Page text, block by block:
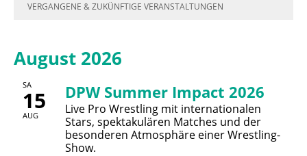
VERGANGENE & ZUKÜNFTIGE VERANSTALTUNGEN
August 2026
SA
15
AUG
DPW Summer Impact 2026
Live Pro Wrestling mit internationalen
Stars, spektakulären Matches und der
besonderen Atmosphäre einer Wrestling-
Show.